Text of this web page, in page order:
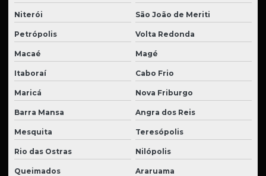
Niterói São João de Meriti
Petrópolis Volta Redonda
Macaé Magé
Itaboraí Cabo Frio
Maricá Nova Friburgo
Barra Mansa Angra dos Reis
Mesquita Teresópolis
Rio das Ostras Nilópolis
Queimados Araruama